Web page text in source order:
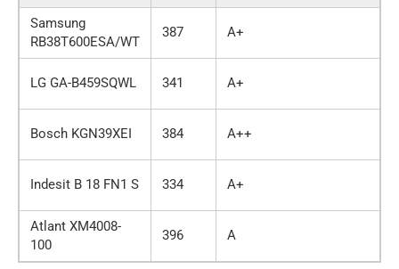
Samsung
RB38T600ESA/WT
387 A+
LG GA-B459SQWL 341 A+
Bosch KGN39XEI 384 A++
Indesit B 18 FN1 S 334 A+
Atlant XM4008-
100
396 A